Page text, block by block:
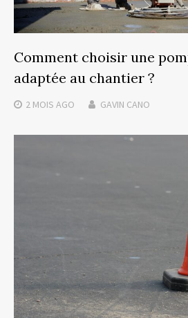
Comment choisir une
adaptée au chantier ?
2 MOIS AGO GAVIN CANO